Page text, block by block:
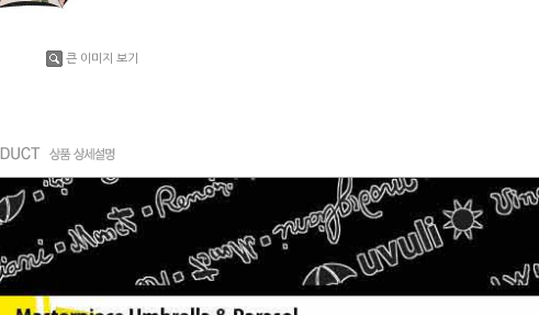
큰 이미지 보기